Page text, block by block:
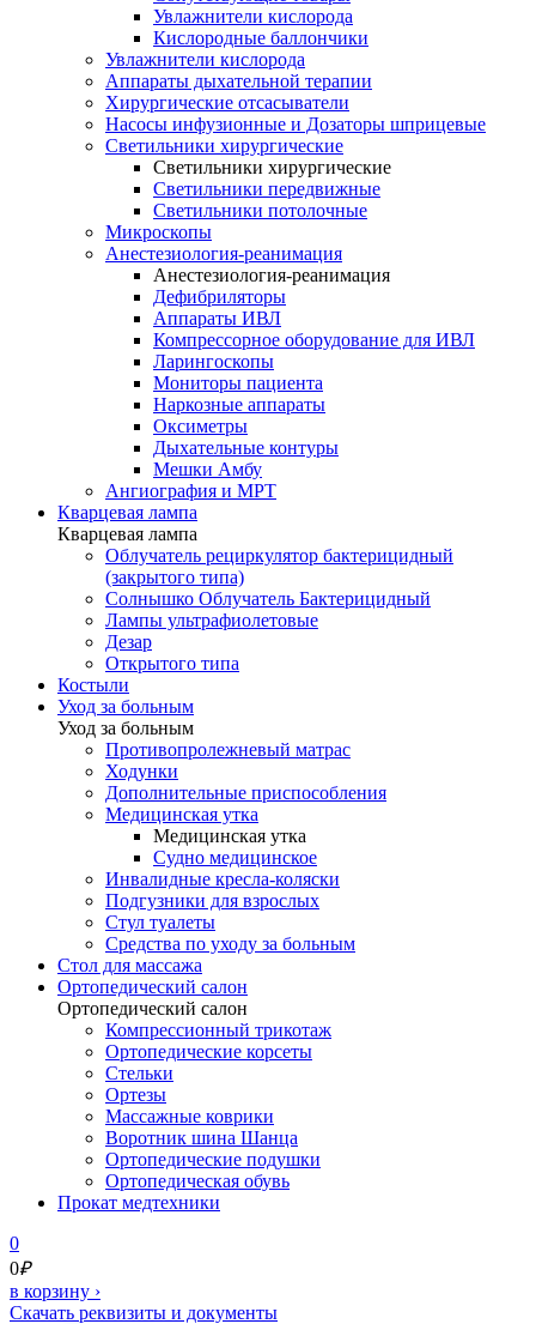
Увлажнители кислорода
Кислородные баллончики
Увлажнители кислорода
Аппараты дыхательной терапии
Хирургические отсасыватели
Насосы инфузионные и Дозаторы шприцевые
Светильники хирургические
Светильники хирургические
Светильники передвижные
Светильники потолочные
Микроскопы
Анестезиология-реанимация
Анестезиология-реанимация
Дефибриляторы
Аппараты ИВЛ
Компрессорное оборудование для ИВЛ
Ларингоскопы
Мониторы пациента
Наркозные аппараты
Оксиметры
Дыхательные контуры
Мешки Амбу
Ангиография и МРТ
Кварцевая лампа
Кварцевая лампа
Облучатель рециркулятор бактерицидный
(закрытого типа)
Солнышко Облучатель Бактерицидный
Лампы ультрафиолетовые
Дезар
Открытого типа
Костыли
Уход за больным
Уход за больным
Противопролежневый матрас
Ходунки
Дополнительные приспособления
Медицинская утка
Медицинская утка
Судно медицинское
Инвалидные кресла-коляски
Подгузники для взрослых
Стул туалеты
Средства по уходу за больным
Cтол для массажа
Ортопедический салон
Ортопедический салон
Компрессионный трикотаж
Ортопедические корсеты
Стельки
Ортезы
Массажные коврики
Воротник шина Шанца
Ортопедические подушки
Ортопедическая обувь
Прокат медтехники
0
0₽
в корзину ›
Скачать реквизиты и документы